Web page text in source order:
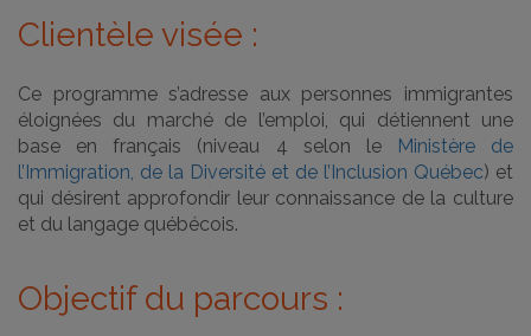
Clientèle visée :
Ce programme s’adresse aux personnes immigrantes
éloignées du marché de l’emploi, qui détiennent une
base en français (niveau 4 selon le
Ministère de
l’Immigration, de la Diversité et de l’Inclusion Québec) et
qui désirent approfondir leur connaissance de la culture
et du langage québécois.
Objectif du parcours :